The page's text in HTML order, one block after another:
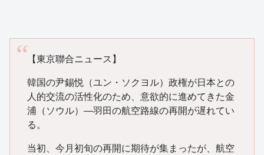
【東京聯合ニュース】
韓国の尹錫悦（ユン・ソクヨル）政権が日本との
人的交流の活性化のため、意欲的に進めてきた金
浦（ソウル）―羽田の航空路線の再開が遅れてい
る。
当初、今月初旬の再開に期待が集まったが、航空